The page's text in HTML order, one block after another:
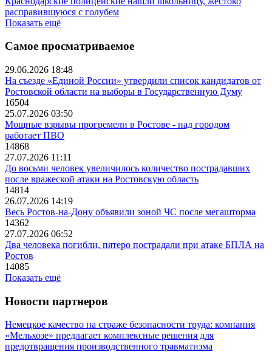
расправившуюся с голубем
Показать ещё
Самое просматриваемое
29.06.2026 18:48
На съезде «Единой России» утвердили список кандидатов от
Ростовской области на выборы в Государственную Думу
16504
25.07.2026 03:50
Мощные взрывы прогремели в Ростове - над городом
работает ПВО
14868
27.07.2026 11:11
До восьми человек увеличилось количество пострадавших
после вражеской атаки на Ростовскую область
14814
26.07.2026 14:19
Весь Ростов-на-Дону объявили зоной ЧС после мегашторма
14362
27.07.2026 06:52
Два человека погибли, пятеро пострадали при атаке БПЛА на
Ростов
14085
Показать ещё
Новости партнеров
Немецкое качество на страже безопасности труда: компания
«Мельхозе» предлагает комплексные решения для
предотвращения производственного травматизма